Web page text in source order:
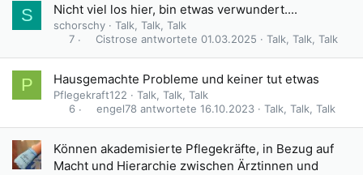
S Nicht viel los hier, bin etwas verwundert....
schorschy
Talk, Talk, Talk
7
Talk, Talk, Talk
01.03.2025
Cistrose
P Hausgemachte Probleme und keiner tut etwas
Pflegekraft122
Talk, Talk, Talk
6
Talk, Talk, Talk
16.10.2023
engel78
Können akademisierte Pflegekräfte, in Bezug auf
Macht und Hierarchie zwischen Ärztinnen und